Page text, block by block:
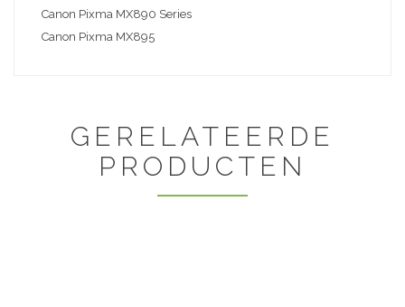
Canon Pixma MX890 Series
Canon Pixma MX895
GERELATEERDE
PRODUCTEN